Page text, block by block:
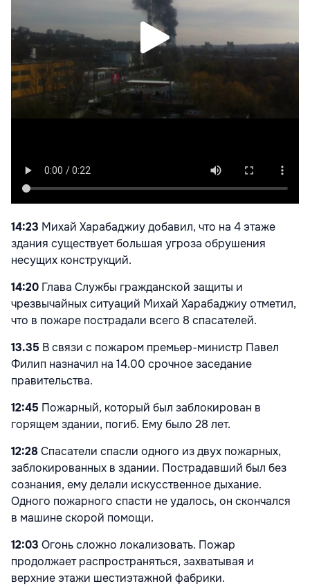
14:23 Михай Харабаджиу добавил, что на 4 этаже
здания существует большая угроза обрушения
несущих конструкций.
14:20 Глава Службы гражданской защиты и
чрезвычайных ситуаций Михай Харабаджиу отметил,
что в пожаре пострадали всего 8 спасателей.
13.35 В связи с пожаром премьер-министр Павел
Филип назначил на 14.00 срочное заседание
правительства.
12:45 Пожарный, который был заблокирован в
горящем здании, погиб. Ему было 28 лет.
12:28Спасатели спасли одного из двух пожарных,
заблокированных в здании. Пострадавший был без
сознания, ему делали искусственное дыхание.
Одного пожарного спасти не удалось, он скончался
в машине скорой помощи.
12:03 Огонь сложно локализовать. Пожар
продолжает распространяться, захватывая и
верхние этажи шестиэтажной фабрики.